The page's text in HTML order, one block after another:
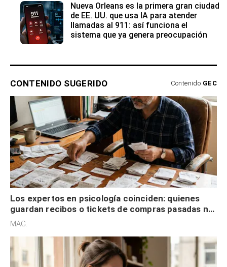
Nueva Orleans es la primera gran ciudad
de EE. UU. que usa IA para atender
llamadas al 911: así funciona el
sistema que ya genera preocupación
CONTENIDO SUGERIDO Contenido GEC
Los expertos en psicología coinciden: quienes
guardan recibos o tickets de compras pasadas no
son acumuladores, sino que tienen necesidad de
MAG.